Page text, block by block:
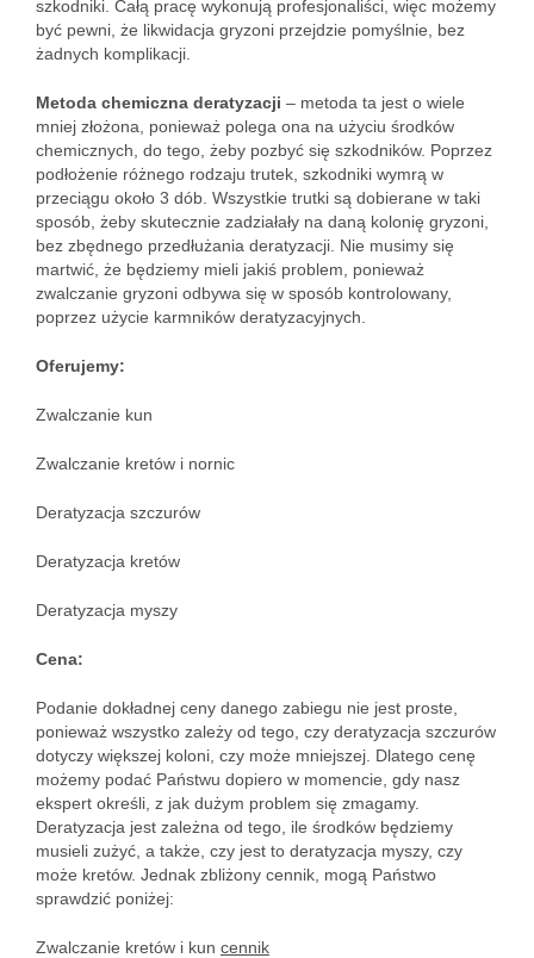
szkodniki. Całą pracę wykonują profesjonaliści, więc możemy
być pewni, że likwidacja gryzoni przejdzie pomyślnie, bez
żadnych komplikacji.
Metoda chemiczna deratyzacji – metoda ta jest o wiele
mniej złożona, ponieważ polega ona na użyciu środków
chemicznych, do tego, żeby pozbyć się szkodników. Poprzez
podłożenie różnego rodzaju trutek, szkodniki wymrą w
przeciągu około 3 dób. Wszystkie trutki są dobierane w taki
sposób, żeby skutecznie zadziałały na daną kolonię gryzoni,
bez zbędnego przedłużania deratyzacji. Nie musimy się
martwić, że będziemy mieli jakiś problem, ponieważ
zwalczanie gryzoni odbywa się w sposób kontrolowany,
poprzez użycie karmników deratyzacyjnych.
Oferujemy:
Zwalczanie kun
Zwalczanie kretów i nornic
Deratyzacja szczurów
Deratyzacja kretów
Deratyzacja myszy
Cena:
Podanie dokładnej ceny danego zabiegu nie jest proste,
ponieważ wszystko zależy od tego, czy deratyzacja szczurów
dotyczy większej koloni, czy może mniejszej. Dlatego cenę
możemy podać Państwu dopiero w momencie, gdy nasz
ekspert określi, z jak dużym problem się zmagamy.
Deratyzacja jest zależna od tego, ile środków będziemy
musieli zużyć, a także, czy jest to deratyzacja myszy, czy
może kretów. Jednak zbliżony cennik, mogą Państwo
sprawdzić poniżej:
Zwalczanie kretów i kun cennik